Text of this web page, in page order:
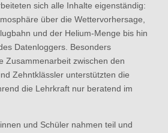
sich alle Inhalte eigenständig:
über die Wettervorhersage,
und der Helium-Menge bis hin
Datenloggers. Besonders
Zusammenarbeit zwischen den
Zehntklässler unterstützten die
die Lehrkraft nur beratend im
und Schüler nahmen teil und